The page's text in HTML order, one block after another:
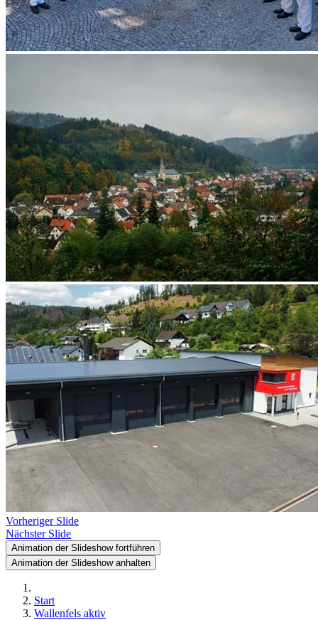
Vorheriger Slide
Nächster Slide
Animation der Slideshow fortführen
Animation der Slideshow anhalten
Start
Wallenfels aktiv